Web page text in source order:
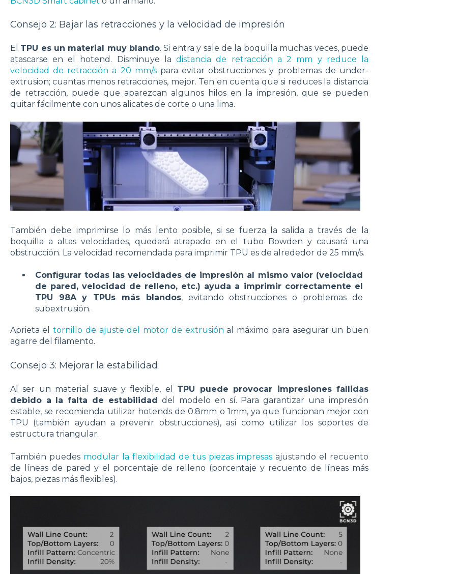
Consejo 2: Bajar las retracciones y la velocidad de impresión
El TPU es un material muy blando. Si entra y sale de la boquilla muchas veces, puede
atascarse en el hotend. Disminuye ladistancia de retracción a 2 mm y reduce la
velocidad de retracción a 20 mm/spara evitar obstrucciones y problemas de under-
extrusion; cuantas menos retracciones, mejor. Ten en cuenta que si reduces la distancia
de retracción, puede que aparezcan algunos hilos en la impresión, que se pueden
quitar fácilmente con unos alicates de corte o una lima.
También debe imprimirse lo más lento posible, si se fuerza la salida a través de la
boquilla a altas velocidades, quedará atrapado en el tubo Bowden y causará una
obstrucción. La velocidad recomendada para imprimir TPU es de alrededor de 25 mm/s.
Configurar todas las velocidades de impresión al mismo valor (velocidad
de pared, velocidad de relleno, etc.) ayuda a imprimir correctamente el
TPU 98A y TPUs más blandos, evitando obstrucciones o problemas de
subextrusión.
Aprieta eltornillo de ajuste del motor de extrusión al máximo para asegurar un buen
agarre del filamento.
Consejo 3: Mejorar la estabilidad
Al ser un material suave y flexible, el TPU puede provocar impresiones fallidas
debido a la falta de estabilidad
del modelo en sí. Para garantizar una impresión
estable, se recomienda utilizar hotends de 0.8mm o 1mm, ya que funcionan mejor con
TPU (también ayudan a prevenir obstrucciones), así como utilizar los soportes de
estructura triangular.
También puedes modular la flexibilidad de tus piezas impresasajustando el recuento
de líneas de pared y el porcentaje de relleno (porcentaje y recuento de líneas más
bajos, piezas más flexibles).